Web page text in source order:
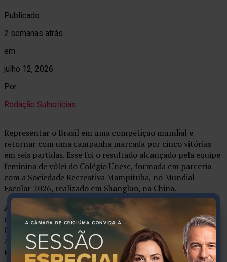
Publicado
2 semanas atrás
em
julho 12, 2026
Por
Redação Sulnoticias
Representar o Brasil em uma competição mundial e
retornar com uma campanha marcada por cinco vitórias
em seis partidas. Esse foi o resultado alcançado pela equipe
feminina de vôlei do Colégio Unesc, formada em parceria
com a Sociedade Recreativa Mampituba, no Mundial
Escolar 2026, realizado em Shangluo, na China.
A delegação brasileira encerrou a participação com
desempenho expressivo ao vencer cinco das seis partidas.
Os triunfos foram contra Romênia, Bulgária, Índia,
Alemanha e Bélgica. A única derrota ocorreu diante dos
Estados Unidos, ainda na fase de grupos, em confronto